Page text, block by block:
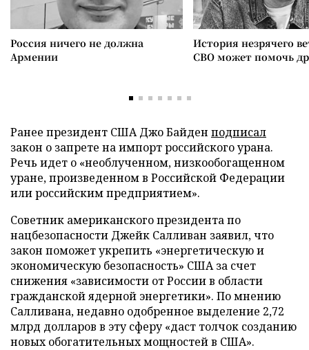
Россия ничего не должна
Армении
История незрячего
СВО может помочь
Ранее президент США Джо Байден подписал
закон о запрете на импорт российского урана.
Речь идет о «необлученном, низкообогащенном
уране, произведенном в Российской Федерации
или российским предприятием».
Советник американского президента по
нацбезопасности Джейк Салливан заявил, что
закон поможет укрепить «энергетическую и
экономическую безопасность» США за счет
снижения «зависимости от России в области
гражданской ядерной энергетики». По мнению
Салливана, недавно одобренное выделение 2,72
млрд долларов в эту сферу «даст толчок созданию
новых обогатительных мощностей в США».